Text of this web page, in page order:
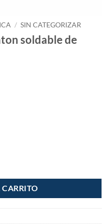
/ SIN CATEGORIZAR
soldable de